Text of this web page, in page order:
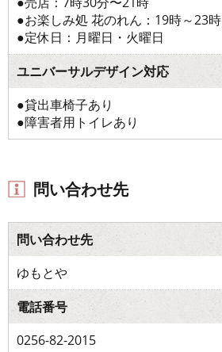
●お楽しみ処 花のれん：19時～23時
●定休日：月曜日・火曜日
ユニバーサルデザイン対応
●貸出車椅子あり
●障害者用トイレあり
問い合わせ先
問い合わせ先
ゆもとや
電話番号
0256-82-2015